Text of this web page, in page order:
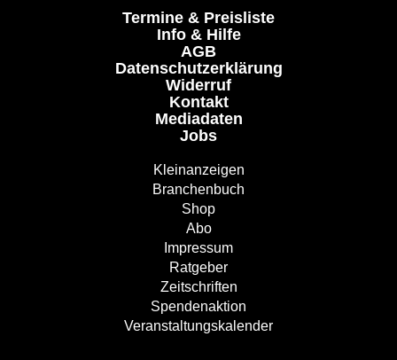
Termine & Preisliste
Info & Hilfe
AGB
Datenschutzerklärung
Widerruf
Kontakt
Mediadaten
Jobs
Kleinanzeigen
Branchenbuch
Shop
Abo
Impressum
Ratgeber
Zeitschriften
Spendenaktion
Veranstaltungskalender